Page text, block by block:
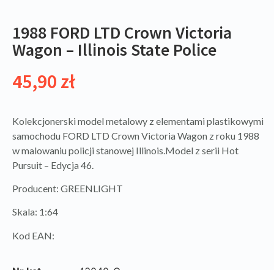
1988 FORD LTD Crown Victoria
Wagon – Illinois State Police
45,90 zł
Kolekcjonerski model metalowy z elementami plastikowymi
samochodu FORD LTD Crown Victoria Wagon z roku 1988
w malowaniu policji stanowej Illinois.Model z serii Hot
Pursuit – Edycja 46.
Producent: GREENLIGHT
Skala: 1:64
Kod EAN: